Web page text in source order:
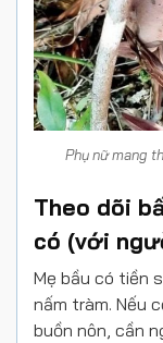
Phụ nữ mang
Theo dõi
có (với
Mẹ bầu có tiền
nấm tràm. Nếu
buồn nôn, cần